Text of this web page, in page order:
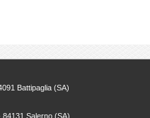
Battipaglia (SA)
Salerno (SA)